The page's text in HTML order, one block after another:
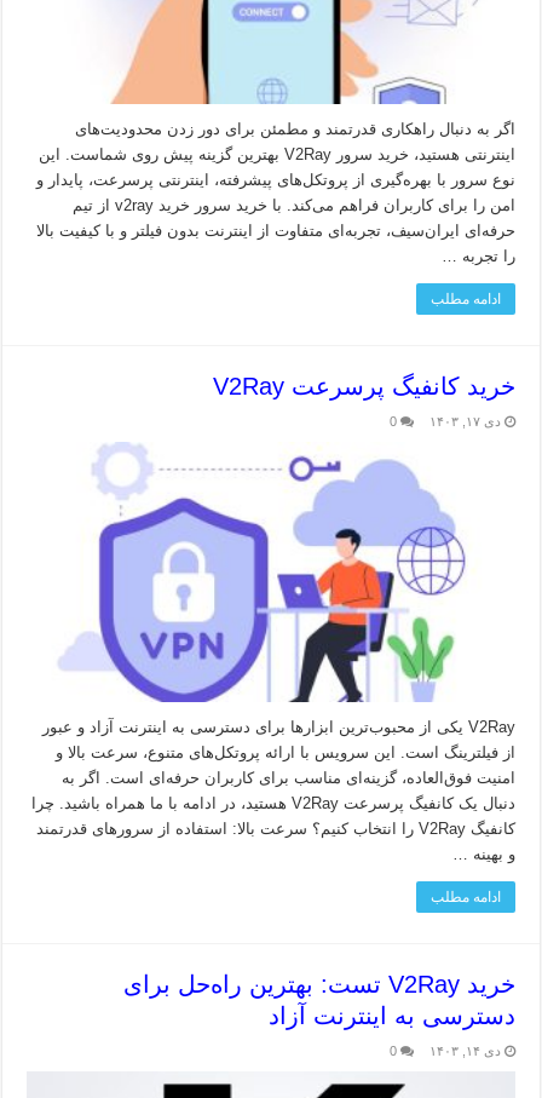
اگر به دنبال راهکاری قدرتمند و مطمئن برای دور زدن محدودیت‌های
اینترنتی هستید، خرید سرور V2Ray بهترین گزینه پیش روی شماست. این
نوع سرور با بهره‌گیری از پروتکل‌های پیشرفته، اینترنتی پرسرعت، پایدار و
امن را برای کاربران فراهم می‌کند. با خرید سرور خرید v2ray از تیم
حرفه‌ای ایران‌سیف، تجربه‌ای متفاوت از اینترنت بدون فیلتر و با کیفیت بالا
را تجربه …
ادامه مطلب
خرید کانفیگ پرسرعت V2Ray
دی ۱۷, ۱۴۰۳ 0
V2Ray یکی از محبوب‌ترین ابزارها برای دسترسی به اینترنت آزاد و عبور
از فیلترینگ است. این سرویس با ارائه پروتکل‌های متنوع، سرعت بالا و
امنیت فوق‌العاده، گزینه‌ای مناسب برای کاربران حرفه‌ای است. اگر به
دنبال یک کانفیگ پرسرعت V2Ray هستید، در ادامه با ما همراه باشید. چرا
کانفیگ V2Ray را انتخاب کنیم؟ سرعت بالا: استفاده از سرورهای قدرتمند
و بهینه …
ادامه مطلب
خرید V2Ray تست: بهترین راه‌حل برای
دسترسی به اینترنت آزاد
دی ۱۴, ۱۴۰۳ 0